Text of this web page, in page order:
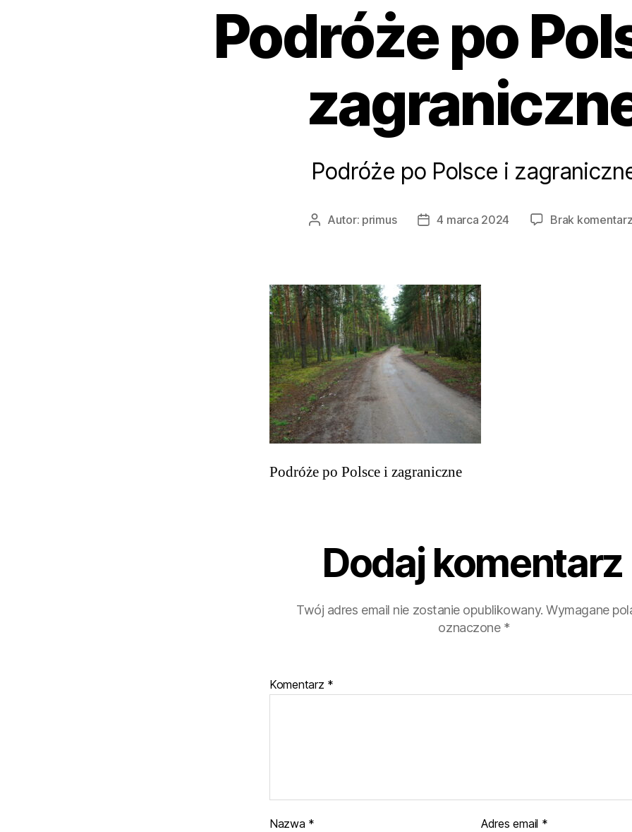
Podróże po
Podróże po Polsce i
AutorAutor: primus
Data4 marca 2024 Brak
Podróże po Polsce i zagraniczne
Dodaj komentarz
Twój adres email nie zostanie opublikowany. Wymagane
oznaczone *
Komentarz *
Nazwa * Adres email *